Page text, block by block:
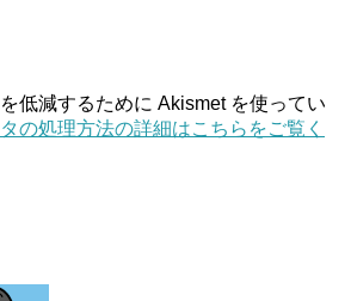
低減するために Akismet を使ってい
の処理方法の詳細はこちらをご覧く